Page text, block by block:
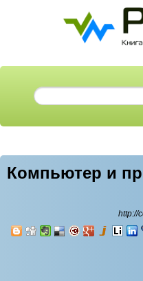
Компьютер и
http://